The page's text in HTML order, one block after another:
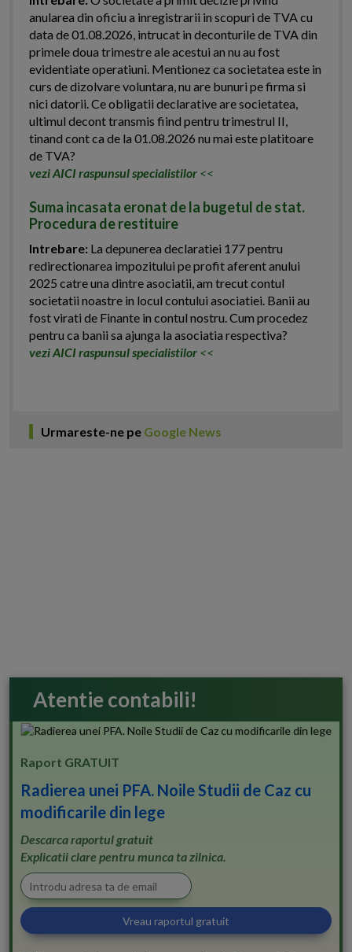
anularea din oficiu a inregistrarii in scopuri de TVA cu
data de 01.08.2026, intrucat in deconturile de TVA din
primele doua trimestre ale acestui an nu au fost
evidentiate operatiuni. Mentionez ca societatea este in
curs de dizolvare voluntara, nu are bunuri pe firma si
nici datorii. Ce obligatii declarative are societatea,
ultimul decont transmis fiind pentru trimestrul II,
tinand cont ca de la 01.08.2026 nu mai este platitoare
de TVA?
vezi AICI raspunsul specialistilor <<
Suma incasata eronat de la bugetul de stat.
Procedura de restituire
Intrebare: La depunerea declaratiei 177 pentru
redirectionarea impozitului pe profit aferent anului
2025 catre una dintre asociatii, am trecut contul
societatii noastre in locul contului asociatiei. Banii au
fost virati de Finante in contul nostru. Cum procedez
pentru ca banii sa ajunga la asociatia respectiva?
vezi AICI raspunsul specialistilor <<
Urmareste-ne pe Google News
Atentie contabili!
Raport GRATUIT
Radierea unei PFA. Noile Studii de Caz cu
modificarile din lege
Descarca raportul gratuit
Explicatii clare pentru munca ta zilnica.